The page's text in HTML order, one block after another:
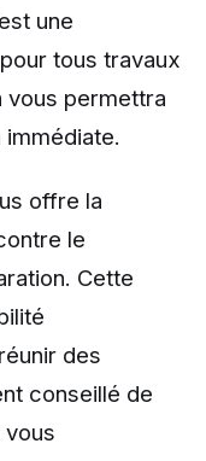
une
tous travaux
vous permettra
offre la
le
Cette
des
conseillé de
vous